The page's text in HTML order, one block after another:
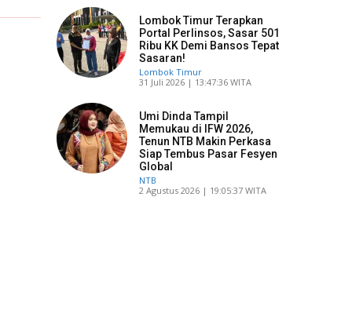
Lombok Timur Terapkan
Portal Perlinsos, Sasar 501
Ribu KK Demi Bansos Tepat
Sasaran!
Lombok Timur
​31 Juli 2026 | 13:47:36 WITA
Umi Dinda Tampil
Memukau di IFW 2026,
Tenun NTB Makin Perkasa
Siap Tembus Pasar Fesyen
Global
NTB
​2 Agustus 2026 | 19:05:37 WITA